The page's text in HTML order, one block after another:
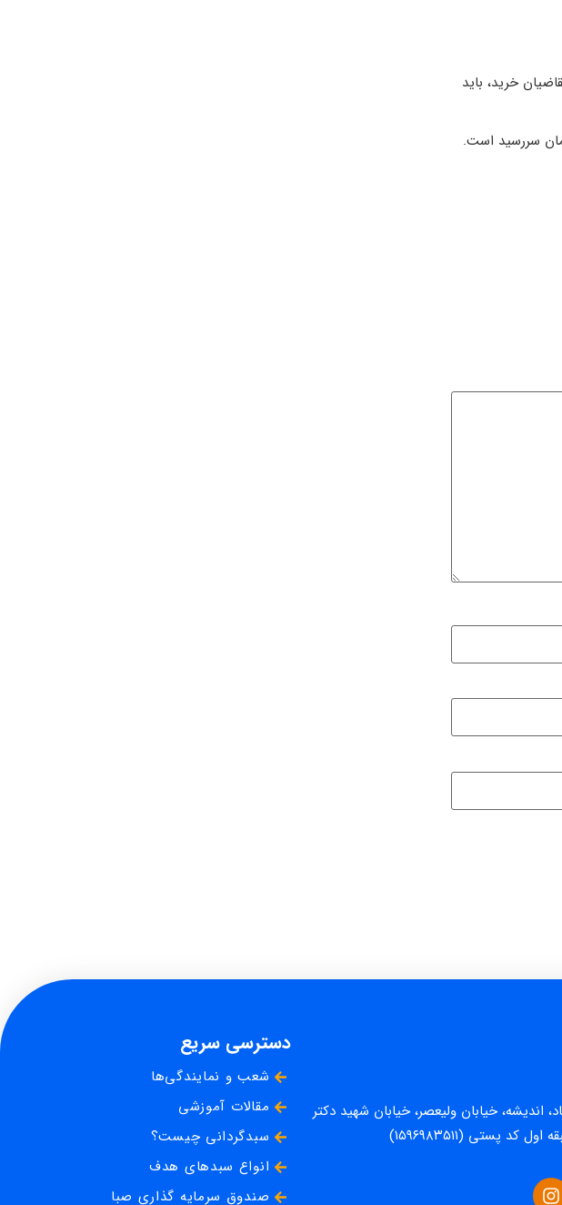
خرید، باید
سررسید است.
اندیشه، خیابان ولیعصر، خیابان شهید دکتر
دسترسی سریع
شعب و نمایندگی‌ها
مقالات آموزشی
سبدگردانی چیست؟
انواع سبدهای هدف
صندوق سرمایه گذاری صبا